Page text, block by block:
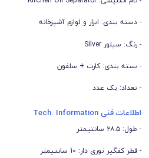
- دسته بندی: ابزار و لوازم آشپزخانه
- رنگ: سیلور Silver
- بسته بندی: کارت + سلفون
- تعداد: یک عدد
اطلاعات فنی Tech. Information
- طول: ۲۸.۵ سانتیمتر
- قطر کفگیر توری دار: 10 سانتیمتر